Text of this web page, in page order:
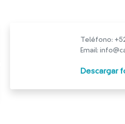
Teléfono:
Email:
Descargar